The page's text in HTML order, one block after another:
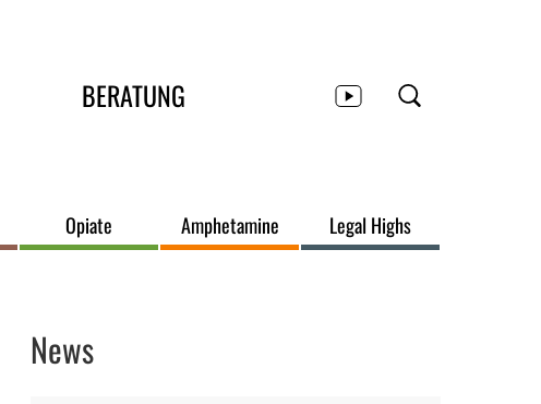
BERATUNG
Opiate Amphetamine Legal Highs
News